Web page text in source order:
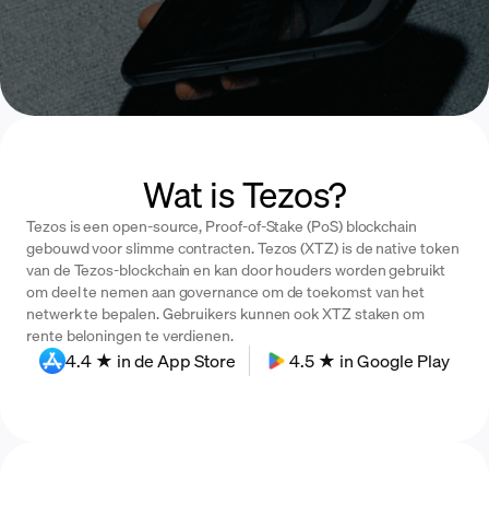
Wat is Tezos?
Tezos is een open-source, Proof-of-Stake (PoS) blockchain
gebouwd voor slimme contracten. Tezos (XTZ) is de native token
van de Tezos-blockchain en kan door houders worden gebruikt
om deel te nemen aan governance om de toekomst van het
netwerk te bepalen. Gebruikers kunnen ook XTZ staken om
rente beloningen te verdienen.
4.4 ★ in de App Store 4.5 ★ in Google Play